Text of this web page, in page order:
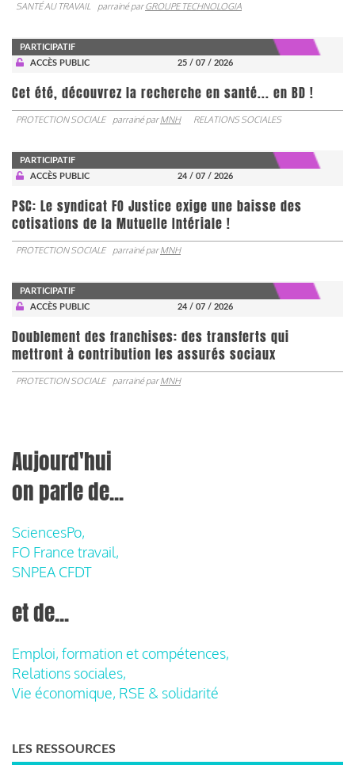
SANTÉ AU TRAVAIL parrainé parGROUPE TECHNOLOGIA
PARTICIPATIF
ACCÈS PUBLIC
25 / 07 / 2026
Cet été, découvrez la recherche en santé... en BD !
PROTECTION SOCIALE parrainé parMNH RELATIONS SOCIALES
PARTICIPATIF
ACCÈS PUBLIC
24 / 07 / 2026
PSC: Le syndicat FO Justice exige une baisse des
cotisations de la Mutuelle Intériale !
PROTECTION SOCIALE parrainé parMNH
PARTICIPATIF
ACCÈS PUBLIC
24 / 07 / 2026
Doublement des franchises: des transferts qui
mettront à contribution les assurés sociaux
PROTECTION SOCIALE parrainé parMNH
Aujourd'hui
on parle de...
SciencesPo,
FO France travail,
SNPEA CFDT
et de...
Emploi, formation et compétences,
Relations sociales,
Vie économique, RSE & solidarité
LES RESSOURCES